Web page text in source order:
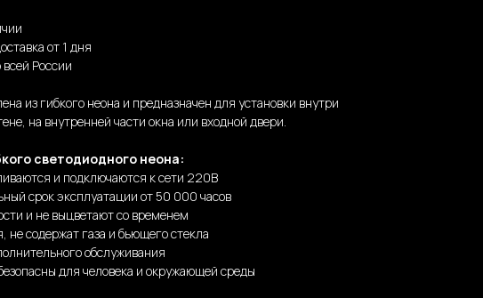
от 1 дня
России
из гибкого неона и предназначен для установки внутри
на внутренней части окна или входной двери.
светодиодного неона:
и подключаются к сети 220В
срок эксплуатации от 50 000 часов
и не выцветают со временем
не содержат газа и бьющего стекла
обслуживания
для человека и окружающей среды